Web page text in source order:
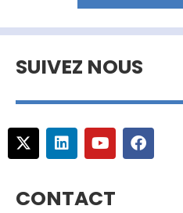
SUIVEZ NOUS
CONTACT